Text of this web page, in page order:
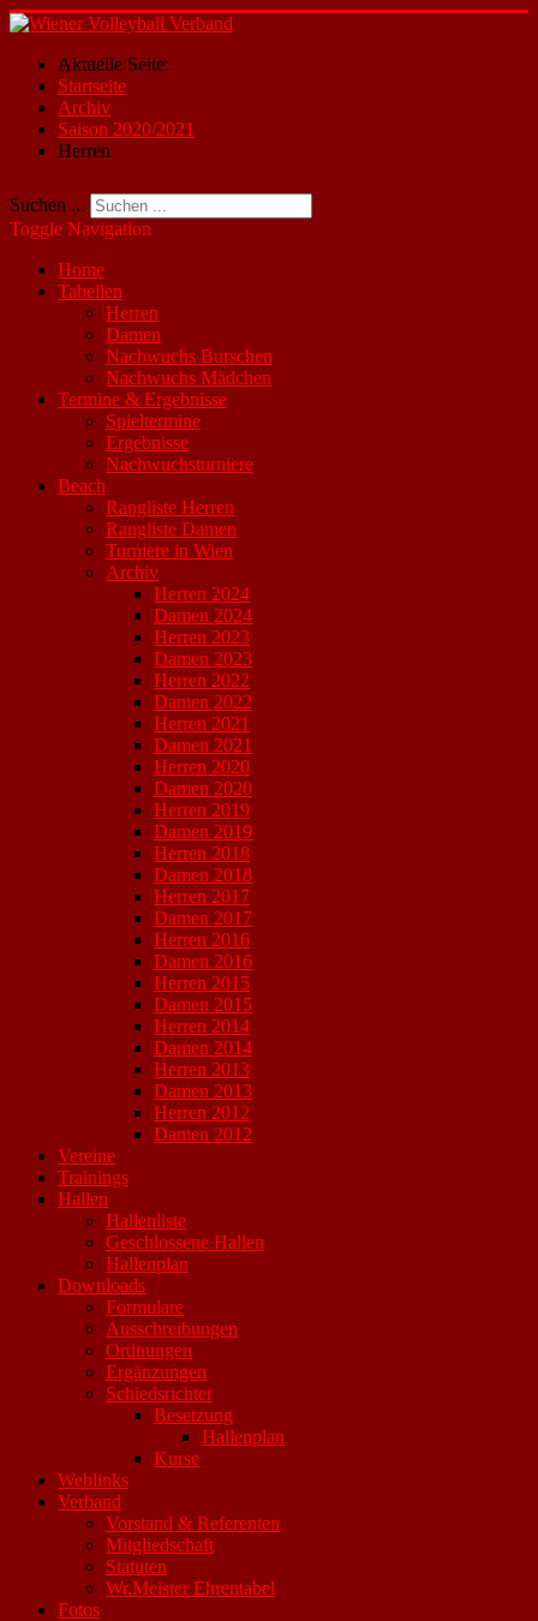
Aktuelle Seite:
Startseite
Archiv
Saison 2020/2021
Herren
Suchen ...
Toggle Navigation
Home
Tabellen
Herren
Damen
Nachwuchs Burschen
Nachwuchs Mädchen
Termine & Ergebnisse
Spieltermine
Ergebnisse
Nachwuchsturniere
Beach
Rangliste Herren
Rangliste Damen
Turniere in Wien
Archiv
Herren 2024
Damen 2024
Herren 2023
Damen 2023
Herren 2022
Damen 2022
Herren 2021
Damen 2021
Herren 2020
Damen 2020
Herren 2019
Damen 2019
Herren 2018
Damen 2018
Herren 2017
Damen 2017
Herren 2016
Damen 2016
Herren 2015
Damen 2015
Herren 2014
Damen 2014
Herren 2013
Damen 2013
Herren 2012
Damen 2012
Vereine
Trainings
Hallen
Hallenliste
Geschlossene Hallen
Hallenplan
Downloads
Formulare
Ausschreibungen
Ordnungen
Ergänzungen
Schiedsrichter
Besetzung
Hallenplan
Kurse
Weblinks
Verband
Vorstand & Referenten
Mitgliedschaft
Statuten
Wr.Meister Ehrentabel
Fotos